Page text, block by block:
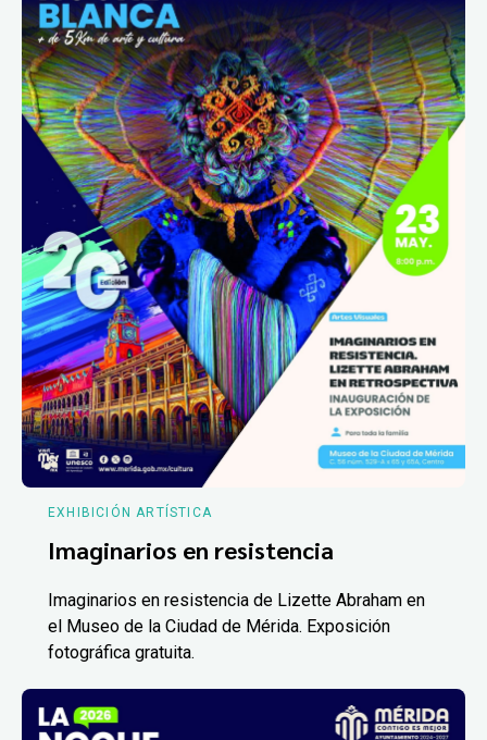
EXHIBICIÓN ARTÍSTICA
Imaginarios en resistencia
Imaginarios en resistencia de Lizette Abraham en
el Museo de la Ciudad de Mérida. Exposición
fotográfica gratuita.